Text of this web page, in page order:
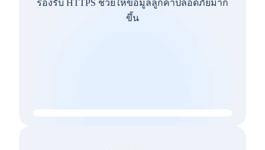
รองรับ HTTPS ช่วยให้ข้อมูลลูกค้าปลอดภัยมาก
ขึ้น